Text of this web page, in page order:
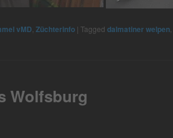
vMD Züchterinfo | Tagged dalmatiner welpen
Wolfsburg